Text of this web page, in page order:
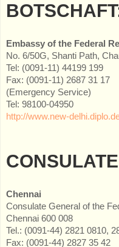
Embassy of the Federal
No. 6/50G, Shanti Path,
Tel: (0091-11) 44199 199
Fax: (0091-11) 2687 31 17
(Emergency Service)
Tel: 98100-04950
http://www.new-
Chennai
Consulate General of the
Chennai 600 008
Tel.: (0091-44) 2821 0810,
Fax: (0091-44) 2827 35 42